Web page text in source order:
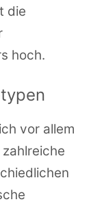
die
hoch.
vor allem